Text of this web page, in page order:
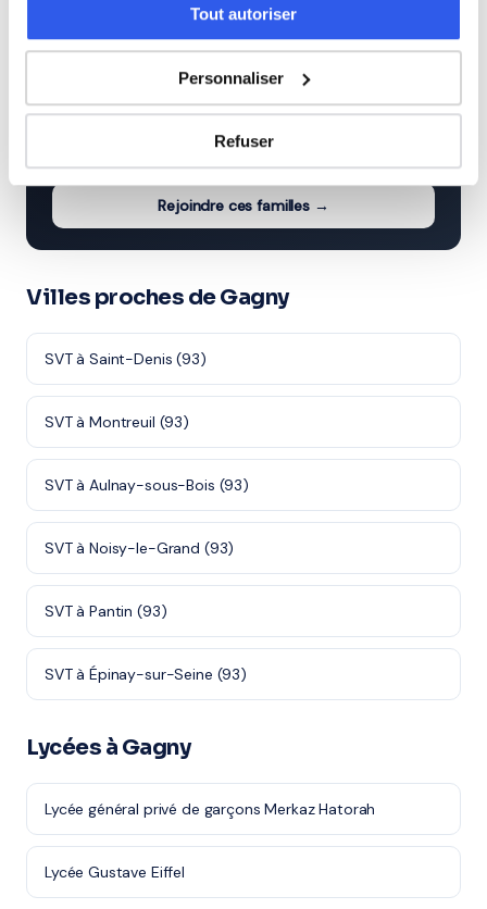
Tout autoriser
Personnaliser
Refuser
⭐
Note moyenne de 4.8/5. Notre organisme partenaire
intervient à domicile à Gagny et alentours.
Rejoindre ces familles →
Villes proches de Gagny
SVT à Saint-Denis (93)
SVT à Montreuil (93)
SVT à Aulnay-sous-Bois (93)
SVT à Noisy-le-Grand (93)
SVT à Pantin (93)
SVT à Épinay-sur-Seine (93)
Lycées à Gagny
Lycée général privé de garçons Merkaz Hatorah
Lycée Gustave Eiffel